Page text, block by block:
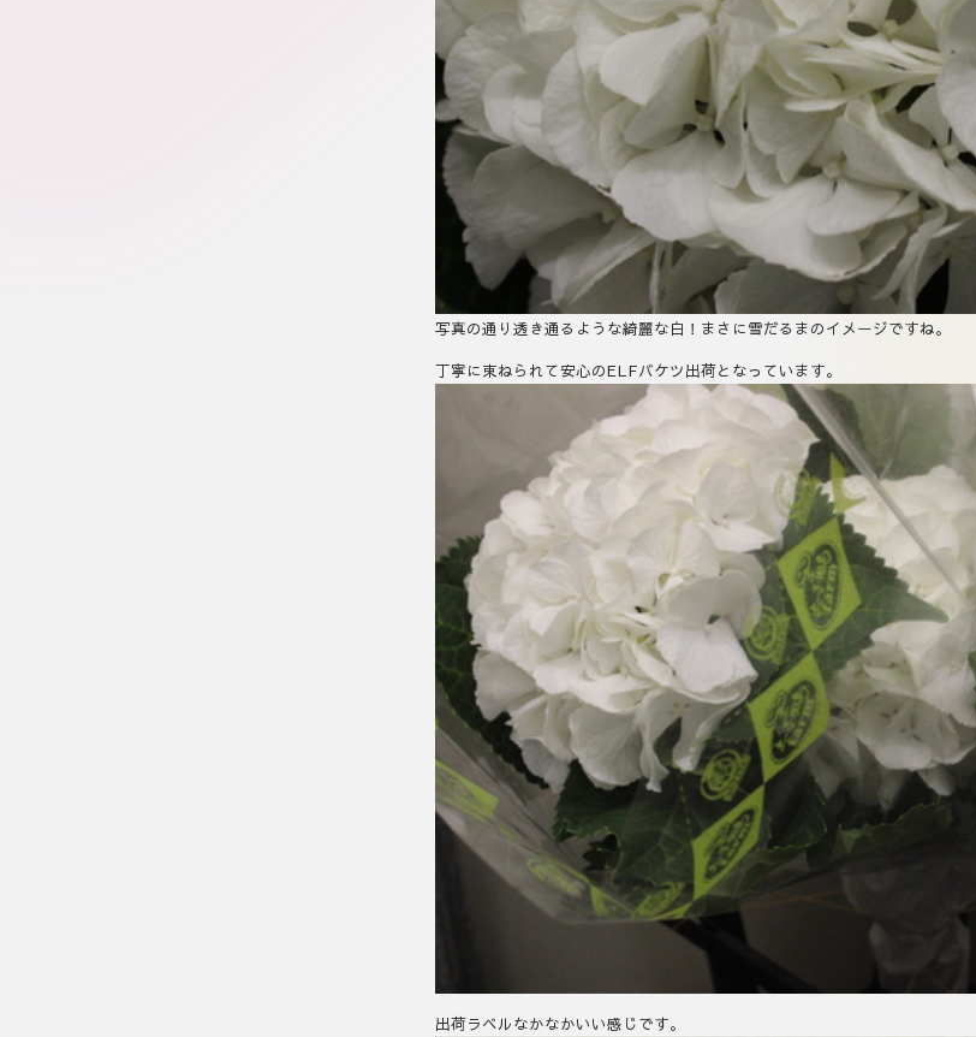
写真の通り透き通るような綺麗な白！まさに雪だるまのイメージですね。
丁寧に束ねられて安心のELFバケツ出荷となっています。
出荷ラベルなかなかいい感じです。